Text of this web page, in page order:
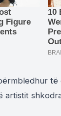
të
artistit